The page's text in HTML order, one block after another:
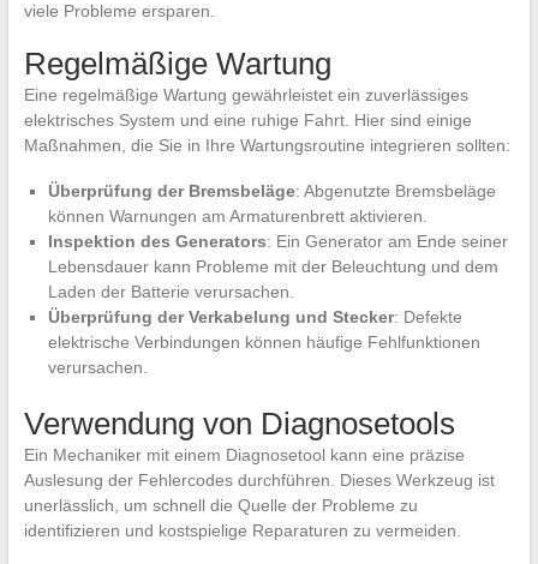
viele Probleme ersparen.
Regelmäßige Wartung
Eine regelmäßige Wartung gewährleistet ein zuverlässiges
elektrisches System und eine ruhige Fahrt. Hier sind einige
Maßnahmen, die Sie in Ihre Wartungsroutine integrieren sollten:
Überprüfung der Bremsbeläge: Abgenutzte Bremsbeläge
können Warnungen am Armaturenbrett aktivieren.
Inspektion des Generators: Ein Generator am Ende seiner
Lebensdauer kann Probleme mit der Beleuchtung und dem
Laden der Batterie verursachen.
Überprüfung der Verkabelung und Stecker: Defekte
elektrische Verbindungen können häufige Fehlfunktionen
verursachen.
Verwendung von Diagnosetools
Ein Mechaniker mit einem Diagnosetool kann eine präzise
Auslesung der Fehlercodes durchführen. Dieses Werkzeug ist
unerlässlich, um schnell die Quelle der Probleme zu
identifizieren und kostspielige Reparaturen zu vermeiden.